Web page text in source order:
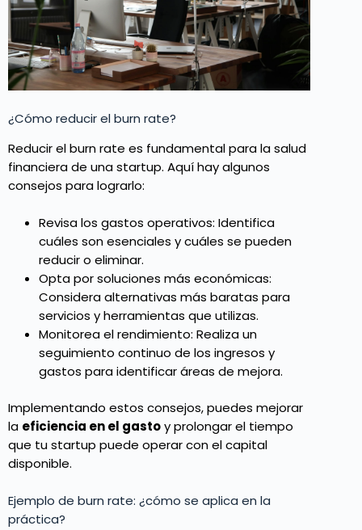
¿Cómo reducir el burn rate?
Reducir el burn rate es fundamental para la salud
financiera de una startup. Aquí hay algunos
consejos para lograrlo:
Revisa los gastos operativos: Identifica
cuáles son esenciales y cuáles se pueden
reducir o eliminar.
Opta por soluciones más económicas:
Considera alternativas más baratas para
servicios y herramientas que utilizas.
Monitorea el rendimiento: Realiza un
seguimiento continuo de los ingresos y
gastos para identificar áreas de mejora.
Implementando estos consejos, puedes mejorar
la eficiencia en el gastoy prolongar el tiempo
que tu startup puede operar con el capital
disponible.
Ejemplo de burn rate: ¿cómo se aplica en la
práctica?